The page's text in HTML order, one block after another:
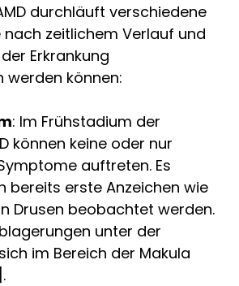
durchläuft verschiedene
nach zeitlichem Verlauf und
Erkrankung
werden können:
: Im Frühstadium der
können keine oder nur
auftreten. Es
bereits erste Anzeichen wie
Drusen beobachtet werden.
unter der
im Bereich der Makula